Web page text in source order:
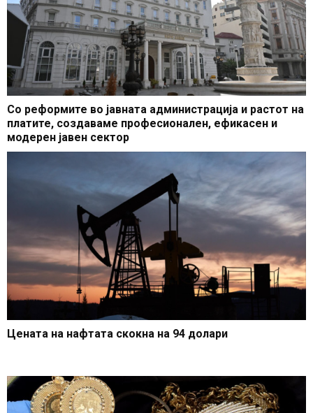
Со реформите во јавната администрација и растот на
платите, создаваме професионален, ефикасен и
модерен јавен сектор
Цената на нафтата скокна на 94 долари